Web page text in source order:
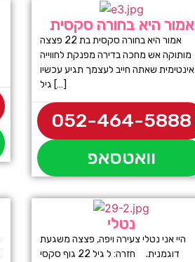
אמור היא בחורה סקסית
אמור היא בחורה סקסית בת 22 פצצה
מותוקה אש מחכה בדירה מפנקת לחווייה
אינטימית שאתה חייב לעצמך תגיע עכשיו
גיל […]
052-464-5888
וואטסאפ
נטלי
היי אני נטלי צעירה ויפה, פצצה משגעת
דוגמנית. חזרה: ל גיל 22 גוף סקסי